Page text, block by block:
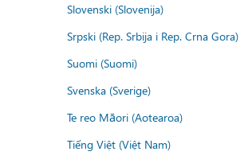
Slovenski (Slovenija)
Srpski (Rep. Srbija i Rep. Crna Gora)
Suomi (Suomi)
Svenska (Sverige)
Te reo Māori (Aotearoa)
Tiếng Việt (Việt Nam)